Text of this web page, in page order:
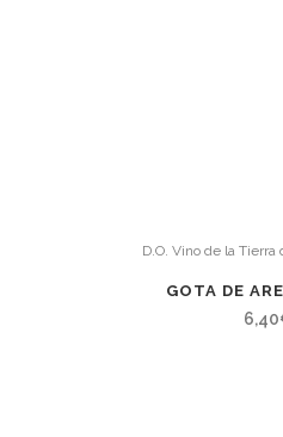
D.O. Vino de la
GOTA DE
6,40